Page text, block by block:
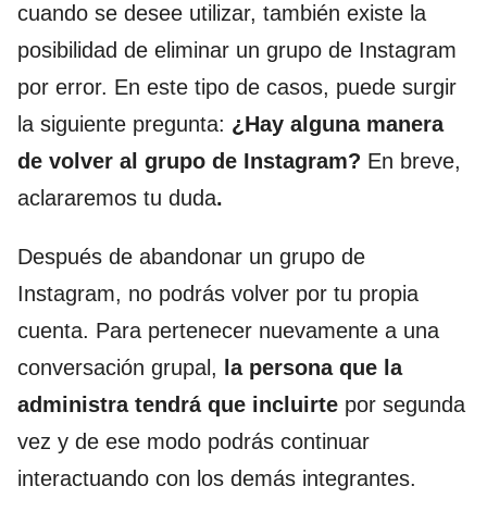
cuando se desee utilizar, también existe la
posibilidad de eliminar un grupo de Instagram
por error. En este tipo de casos, puede surgir
la siguiente pregunta: ¿Hay alguna manera
de volver al grupo de Instagram? En breve,
aclararemos tu duda.
Después de abandonar un grupo de
Instagram, no podrás volver por tu propia
cuenta. Para pertenecer nuevamente a una
conversación grupal,
la persona que la
administra tendrá que incluirte por segunda
vez y de ese modo podrás continuar
interactuando con los demás integrantes.